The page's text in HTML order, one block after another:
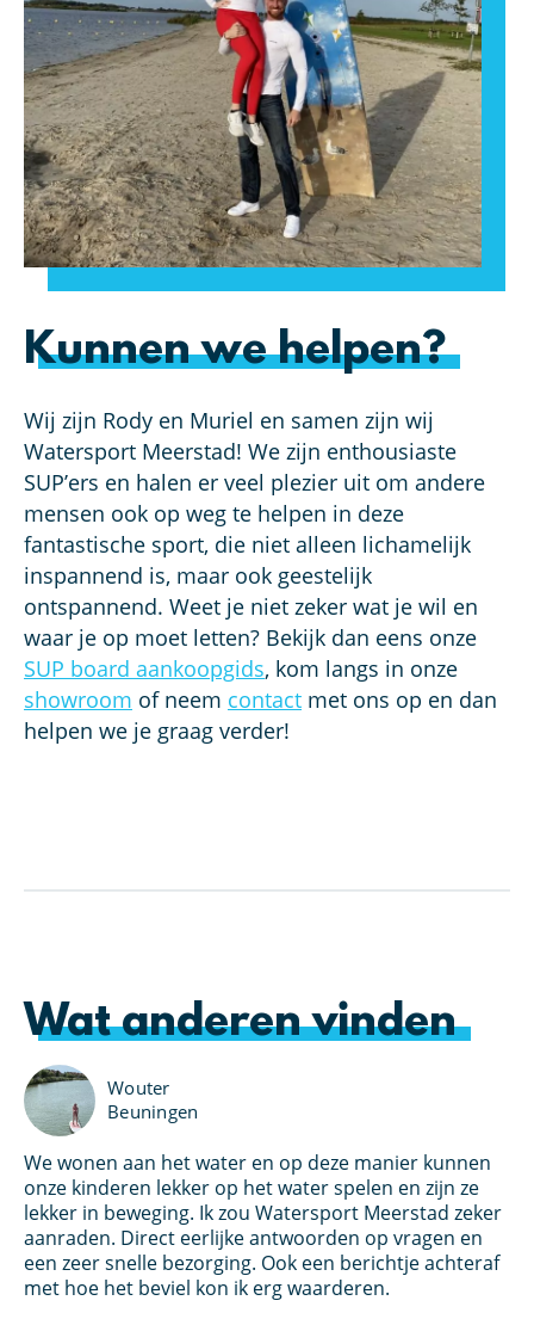
Kunnen we helpen?
Wij zijn Rody en Muriel en samen zijn wij
Watersport Meerstad! We zijn enthousiaste
SUP’ers en halen er veel plezier uit om andere
mensen ook op weg te helpen in deze
fantastische sport, die niet alleen lichamelijk
inspannend is, maar ook geestelijk
ontspannend. Weet je niet zeker wat je wil en
waar je op moet letten? Bekijk dan eens onze
SUP board aankoopgids, kom langs in onze
showroom of neem contact met ons op en dan
helpen we je graag verder!
Wat anderen vinden
Wouter
Beuningen
We wonen aan het water en op deze manier kunnen
onze kinderen lekker op het water spelen en zijn ze
lekker in beweging. Ik zou Watersport Meerstad zeker
aanraden. Direct eerlijke antwoorden op vragen en
een zeer snelle bezorging. Ook een berichtje achteraf
met hoe het beviel kon ik erg waarderen.